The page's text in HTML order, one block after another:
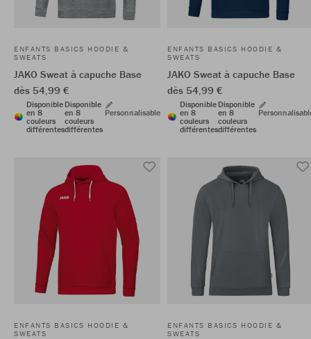
ENFANTS BASICS HOODIE &
SWEATS
JAKO Sweat à capuche Base
dès 54,99 €
Disponible
en 8
couleurs
différentes
Disponible
en 8
couleurs
différentes
Personnalisable
ENFANTS BASICS HOODIE &
SWEATS
JAKO Sweat à capuche Base
dès 54,99 €
Disponible
en 8
couleurs
différentes
Disponible
en 8
couleurs
différentes
ENFANTS BASICS HOODIE &
SWEATS
ENFANTS BASICS HOODIE &
SWEATS